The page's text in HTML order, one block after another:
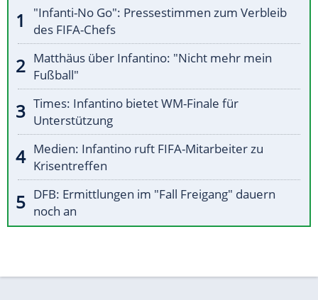
"Infanti-No Go": Pressestimmen zum Verbleib
des FIFA-Chefs
Matthäus über Infantino: "Nicht mehr mein
Fußball"
Times: Infantino bietet WM-Finale für
Unterstützung
Medien: Infantino ruft FIFA-Mitarbeiter zu
Krisentreffen
DFB: Ermittlungen im "Fall Freigang" dauern
noch an